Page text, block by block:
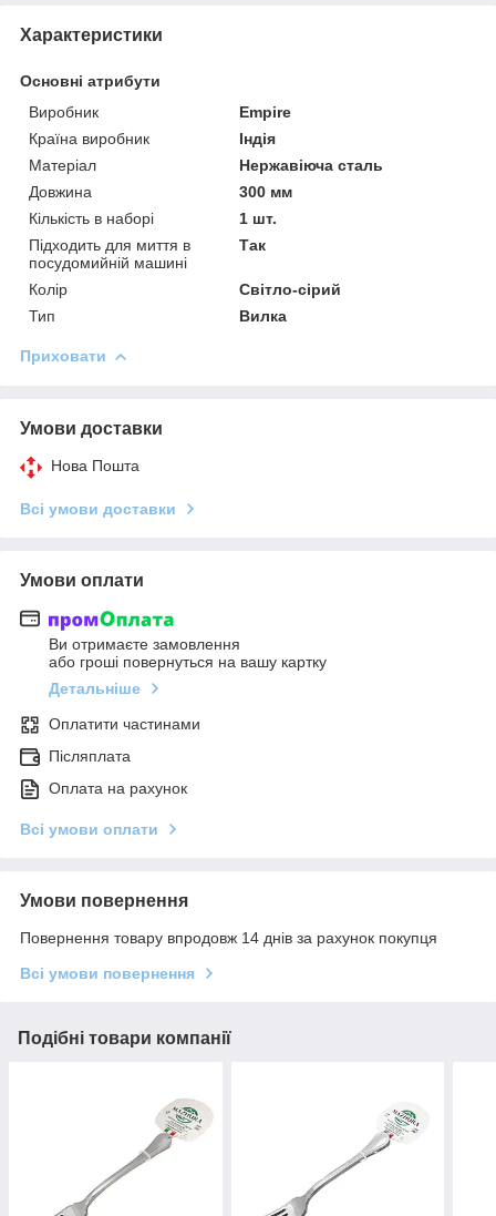
Характеристики
Основні атрибути
Виробник
Empire
Країна виробник
Індія
Матеріал
Нержавіюча сталь
Довжина
300 мм
Кількість в наборі
1 шт.
Підходить для миття в
посудомийній машині
Так
Колір
Світло-сірий
Тип
Вилка
Приховати
Умови доставки
Нова Пошта
Всі умови доставки
Умови оплати
Ви отримаєте замовлення
або гроші повернуться на вашу картку
Детальніше
Оплатити частинами
Післяплата
Оплата на рахунок
Всі умови оплати
Умови повернення
Повернення товару впродовж 14 днів за рахунок покупця
Всі умови повернення
Подібні товари компанії